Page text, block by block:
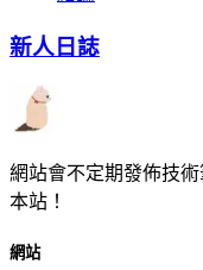
新人日誌
網站會不定期發佈技
本站！
網站